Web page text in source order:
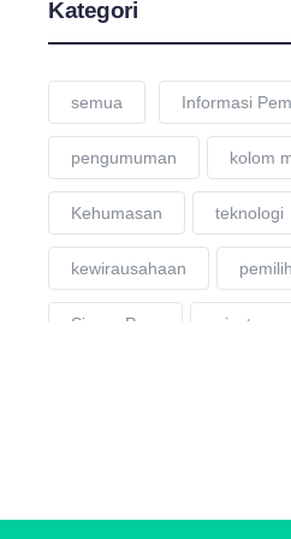
Kategori
semua Informasi
pengumuman kolom
Kehumasan teknologi
kewirausahaan
Siaran Pers wisata